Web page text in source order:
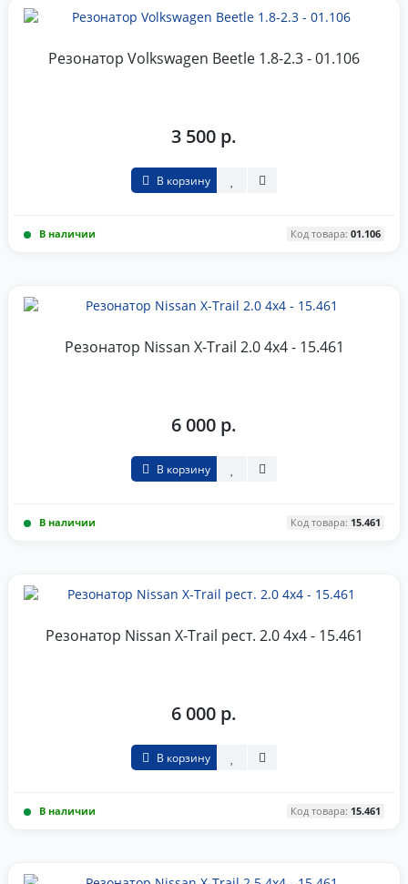
Резонатор Volkswagen Beetle 1.8-2.3 - 01.106
3 500 р.
В корзину
В наличии Код товара: 01.106
Резонатор Nissan X-Trail 2.0 4x4 - 15.461
6 000 р.
В корзину
В наличии Код товара: 15.461
Резонатор Nissan X-Trail рест. 2.0 4x4 - 15.461
6 000 р.
В корзину
В наличии Код товара: 15.461